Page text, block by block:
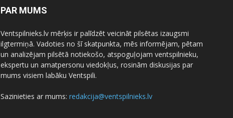
PAR MUMS
Ventspilnieks.lv mērķis ir palīdzēt veicināt pilsētas izaugsmi
ilgtermiņā. Vadoties no šī skatpunkta, mēs informējam, pētam
un analizējam pilsētā notiekošo, atspoguļojam ventspilnieku,
ekspertu un amatpersonu viedokļus, rosinām diskusijas par
mums visiem labāku Ventspili.
Sazinieties ar mums: redakcija@ventspilnieks.lv